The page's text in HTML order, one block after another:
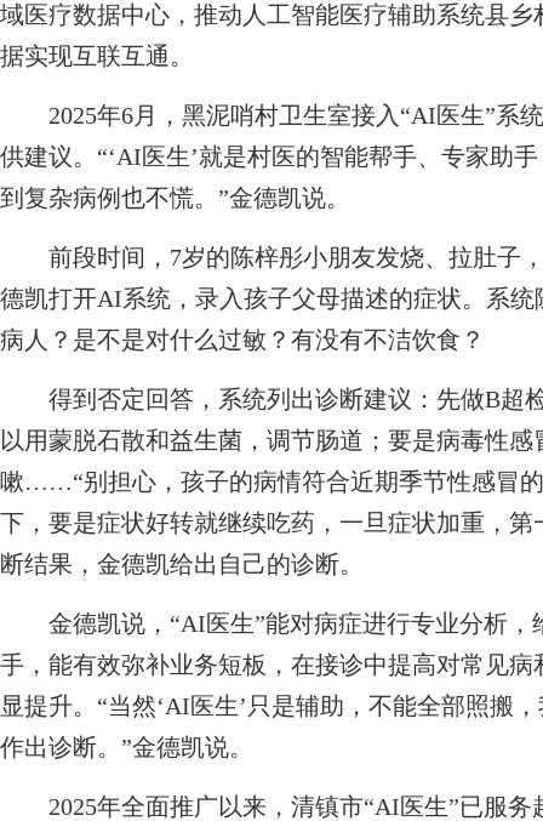
域医疗数据中心，推动人工智能医疗辅助系统县
据实现互联互通。
2025年6月，黑泥哨村卫生室接入“AI医生”系
供建议。“‘AI医生’就是村医的智能帮手、专家助
到复杂病例也不慌。”金德凯说。
前段时间，7岁的陈梓彤小朋友发烧、拉肚子
德凯打开AI系统，录入孩子父母描述的症状。系
病人？是不是对什么过敏？有没有不洁饮食？
得到否定回答，系统列出诊断建议：先做B超
以用蒙脱石散和益生菌，调节肠道；要是病毒性
嗽……“别担心，孩子的病情符合近期季节性感冒
下，要是症状好转就继续吃药，一旦症状加重，
断结果，金德凯给出自己的诊断。
金德凯说，“AI医生”能对病症进行专业分析，
手，能有效弥补业务短板，在接诊中提高对常见
显提升。“当然‘AI医生’只是辅助，不能全部照搬
作出诊断。”金德凯说。
2025年全面推广以来，清镇市“AI医生”已服务